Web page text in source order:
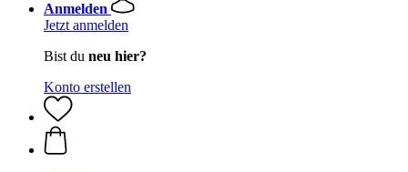
Anmelden
Jetzt anmelden
Bist du neu hier?
Konto erstellen